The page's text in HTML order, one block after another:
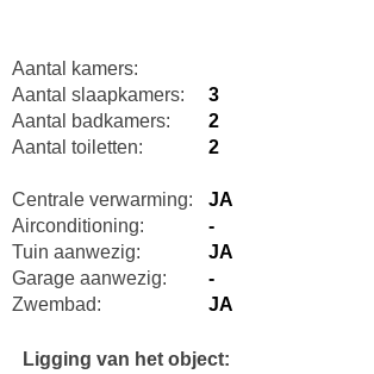
Aantal kamers:
Aantal slaapkamers:
3
Aantal badkamers:
2
Aantal toiletten:
2
Centrale verwarming:
JA
Airconditioning:
-
Tuin aanwezig:
JA
Garage aanwezig:
-
Zwembad:
JA
Ligging van het object: